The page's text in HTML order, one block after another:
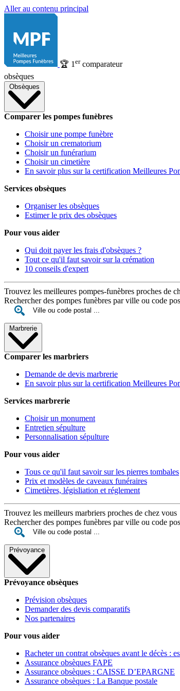
Aller au contenu principal
🏆 1 ercomparateur
obsèques
Obsèques
Comparer les pompes funèbres
Choisir une pompe funèbre
Choisir un crematorium
Choisir un funérarium
Choisir un cimetière
En savoir plus sur la certification Meilleures
Services obsèques
Organiser les obsèques
Estimer le prix des obsèques
Pour vous aider
Qui doit payer les frais d'obsèques ?
Tout ce qu'il faut savoir sur la crémation
10 conseils d'expert
Trouvez les meilleures pompes-funèbres proches de
Rechercher des pompes funèbres par ville ou code
Marbrerie
Comparer les marbriers
Demande de devis marbrerie
En savoir plus sur la certification Meilleures
Services marbrerie
Choisir un monument
Entretien sépulture
Personnalisation sépulture
Pour vous aider
Tous ce qu'il faut savoir sur les pierres tombales
Prix et modèles de caveaux funéraires
Cimetières, législiation et réglement
Trouvez les meilleurs marbriers proches de chez vous
Rechercher des pompes funèbres par ville ou code
Prévoyance
Prévoyance obsèques
Prévision obsèques
Demander des devis comparatifs
Nos partenaires
Pour vous aider
Racheter un contrat obsèques avant le décès :
Assurance obsèques FAPE
Assurance obsèques : CAISSE D’EPARGNE
Assurance obsèques : La Banque postale